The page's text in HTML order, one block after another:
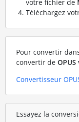
votre fichier de
Téléchargez
Pour convertir
convertir de
Convertisseur
Essayez la